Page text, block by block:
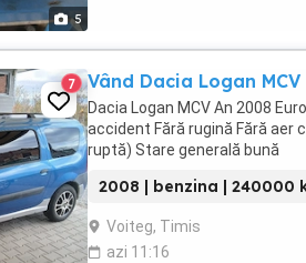
5
7 Vând Dacia Logan MCV
Dacia Logan MCV An 2008
accident Fără rugină Fără
ruptă) Stare generală bună
2008 | benzina | 240000
Voiteg, Timis
azi 11:16